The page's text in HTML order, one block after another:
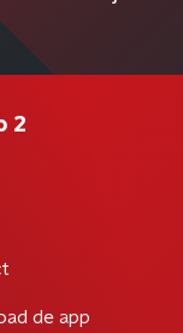
2
de app